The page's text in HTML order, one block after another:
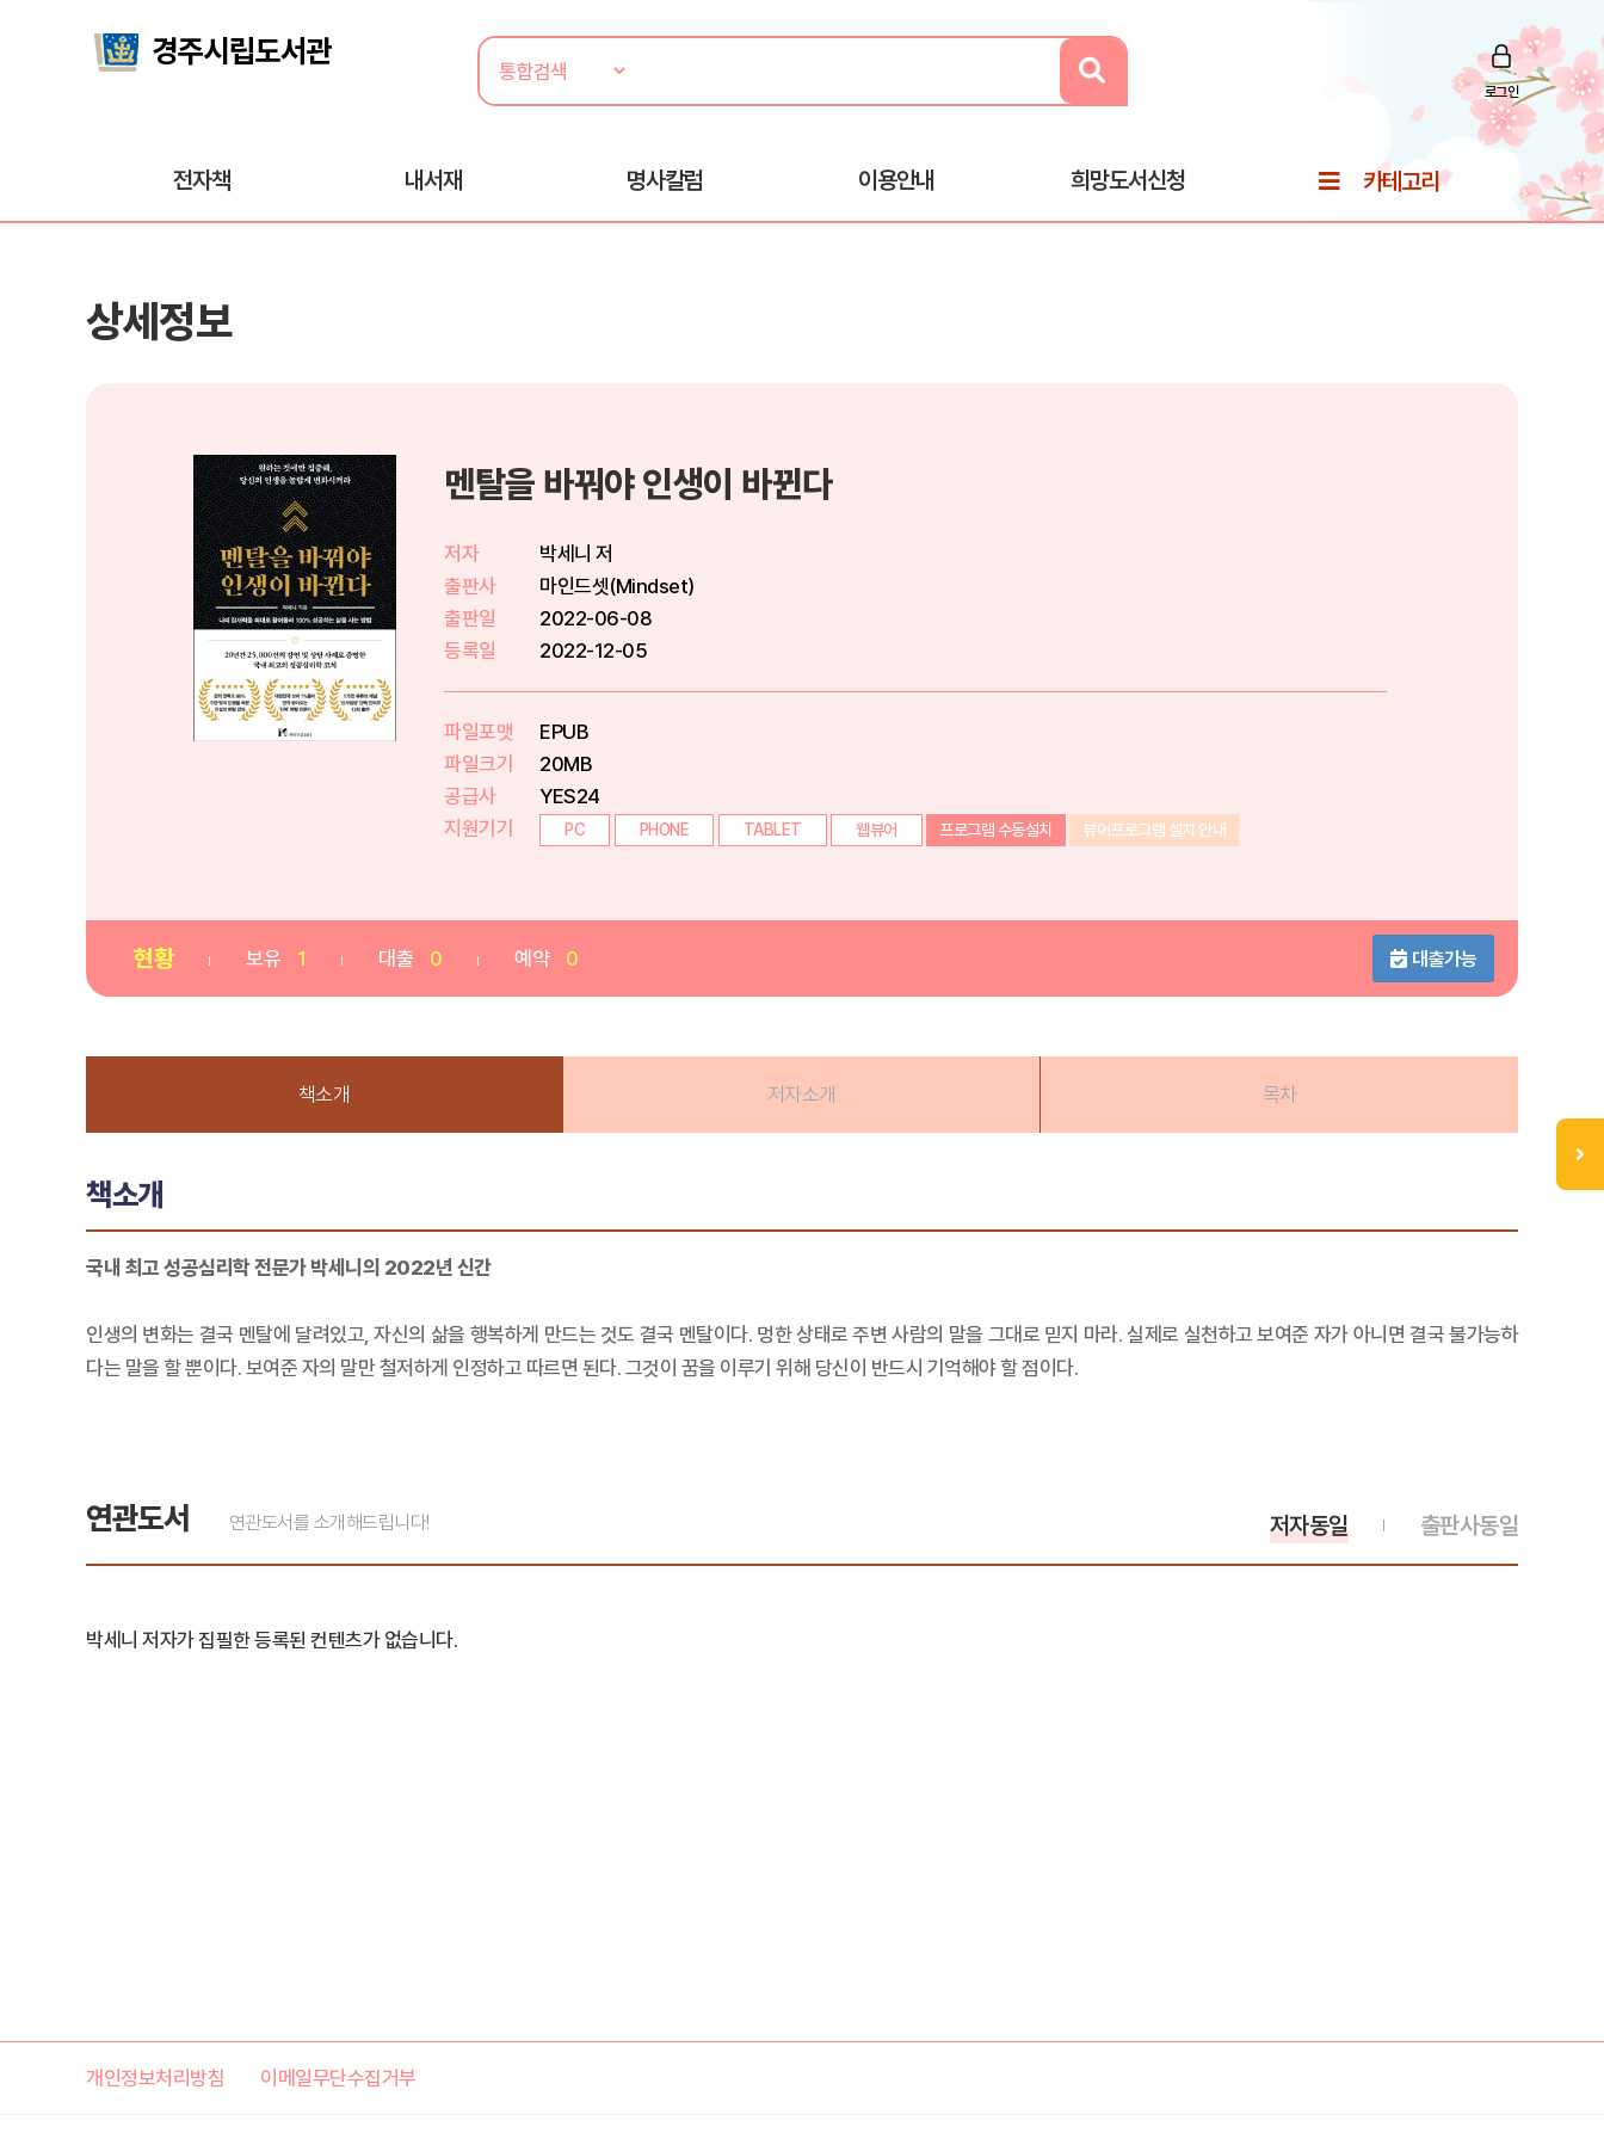
로그인
전자책 내서재 명사칼럼 이용안내 희망도서신청 카테고리
상세정보
멘탈을 바꿔야 인생이 바뀐다
저자
박세니 저
출판사
마인드셋(Mindset)
출판일
2022-06-08
등록일
2022-12-05
파일포맷
EPUB
파일크기
20MB
공급사
YES24
지원기기
PC PHONE TABLET 웹뷰어 프로그램 수동설치 뷰어프로그램 설치 안내
현황 보유 1 대출 0 예약 0 대출가능
책소개 저자소개 목차
책소개
국내 최고 성공심리학 전문가 박세니의 2022년 신간
인생의 변화는 결국 멘탈에 달려있고, 자신의 삶을 행복하게 만드는 것도 결국 멘탈이다. 멍한 상태로 주변 사람의 말을 그대로 믿지 마라. 실제로 실천하고 보여준 자가 아니면 결국 불가능하
다는 말을 할 뿐이다. 보여준 자의 말만 철저하게 인정하고 따르면 된다. 그것이 꿈을 이루기 위해 당신이 반드시 기억해야 할 점이다.
연관도서 연관도서를 소개해드립니다! 출판사동일
저자동일
박세니 저자가 집필한 등록된 컨텐츠가 없습니다.
개인정보처리방침 이메일무단수집거부